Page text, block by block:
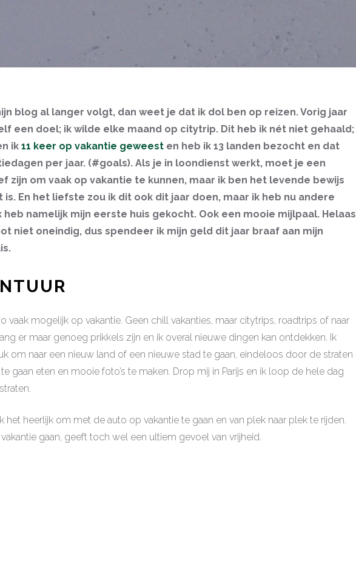
blog al langer volgt, dan weet je dat ik dol ben op reizen. Vorig jaar
een doel; ik wilde elke maand op citytrip. Dit heb ik nét niet gehaald;
ik 11 keer op vakantie geweest en heb ik 13 landen bezocht en dat
per jaar. (#goals). Als je in loondienst werkt, moet je een
zijn om vaak op vakantie te kunnen, maar ik ben het levende bewijs
En het liefste zou ik dit ook dit jaar doen, maar ik heb nu andere
namelijk mijn eerste huis gekocht. Ook een mooie mijlpaal. Helaas
niet oneindig, dus spendeer ik mijn geld dit jaar braaf aan mijn
vaak mogelijk op vakantie. Geen chill vakanties, maar citytrips, roadtrips of naar
er maar genoeg prikkels zijn en ik overal nieuwe dingen kan ontdekken. Ik
om naar een nieuw land of een nieuwe stad te gaan, eindeloos door de straten
gaan eten en mooie foto’s te maken. Drop mij in Parijs en ik loop de hele dag
het heerlijk om met de auto op vakantie te gaan en van plek naar plek te rijden.
gaan, geeft toch wel een ultiem gevoel van vrijheid.